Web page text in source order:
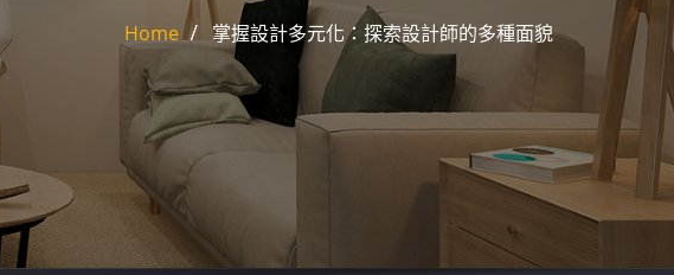
Home 掌握設計多元化：探索設計師的多種面貌